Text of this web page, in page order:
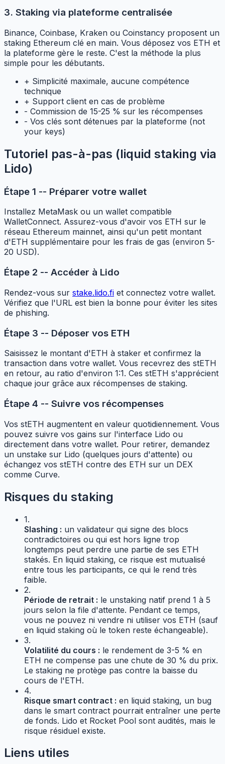
3. Staking via plateforme centralisée
Binance, Coinbase, Kraken ou Coinstancy proposent un
staking Ethereum clé en main. Vous déposez vos ETH et
la plateforme gère le reste. C'est la méthode la plus
simple pour les débutants.
+ Simplicité maximale, aucune compétence
technique
+ Support client en cas de problème
- Commission de 15-25 % sur les récompenses
- Vos clés sont détenues par la plateforme (not
your keys)
Tutoriel pas-à-pas (liquid staking via
Lido)
Étape 1 -- Préparer votre wallet
Installez MetaMask ou un wallet compatible
WalletConnect. Assurez-vous d'avoir vos ETH sur le
réseau Ethereum mainnet, ainsi qu'un petit montant
d'ETH supplémentaire pour les frais de gas (environ 5-
20 USD).
Étape 2 -- Accéder à Lido
Rendez-vous sur stake.lido.fi et connectez votre wallet.
Vérifiez que l'URL est bien la bonne pour éviter les sites
de phishing.
Étape 3 -- Déposer vos ETH
Saisissez le montant d'ETH à staker et confirmez la
transaction dans votre wallet. Vous recevrez des stETH
en retour, au ratio d'environ 1:1. Ces stETH s'apprécient
chaque jour grâce aux récompenses de staking.
Étape 4 -- Suivre vos récompenses
Vos stETH augmentent en valeur quotidiennement. Vous
pouvez suivre vos gains sur l'interface Lido ou
directement dans votre wallet. Pour retirer, demandez
un unstake sur Lido (quelques jours d'attente) ou
échangez vos stETH contre des ETH sur un DEX
comme Curve.
Risques du staking
1.
Slashing : un validateur qui signe des blocs
contradictoires ou qui est hors ligne trop
longtemps peut perdre une partie de ses ETH
stakés. En liquid staking, ce risque est mutualisé
entre tous les participants, ce qui le rend très
faible.
2.
Période de retrait : le unstaking natif prend 1 à 5
jours selon la file d'attente. Pendant ce temps,
vous ne pouvez ni vendre ni utiliser vos ETH (sauf
en liquid staking où le token reste échangeable).
3.
Volatilité du cours : le rendement de 3-5 % en
ETH ne compense pas une chute de 30 % du prix.
Le staking ne protège pas contre la baisse du
cours de l'ETH.
4.
Risque smart contract : en liquid staking, un bug
dans le smart contract pourrait entraîner une perte
de fonds. Lido et Rocket Pool sont audités, mais le
risque résiduel existe.
Liens utiles